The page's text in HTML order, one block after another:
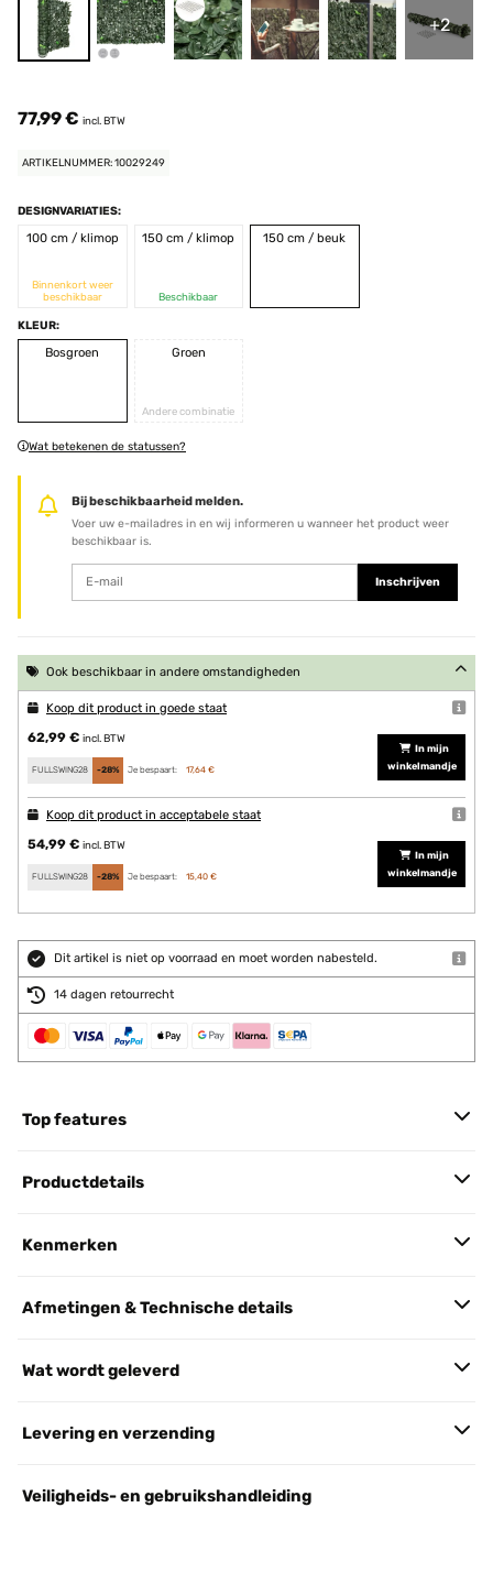
+2
77,99 € incl. BTW
ARTIKELNUMMER: 10029249
DESIGNVARIATIES:
100 cm / klimop
Binnenkort weer
beschikbaar
150 cm / klimop
Beschikbaar
150 cm / beuk
KLEUR:
Bosgroen
Groen
Andere combinatie
Wat betekenen de statussen?
Bij beschikbaarheid melden.
Voer uw e-mailadres in en wij informeren u wanneer het product weer
beschikbaar is.
Inschrijven
Ook beschikbaar in andere omstandigheden
Koop dit product in goede staat
62,99 € incl. BTW
FULLSWING28 -28% Je bespaart: 17,64 €
In mijn
winkelmandje
Koop dit product in acceptabele staat
54,99 € incl. BTW
FULLSWING28 -28% Je bespaart: 15,40 €
In mijn
winkelmandje
Dit artikel is niet op voorraad en moet worden nabesteld.
14 dagen retourrecht
Top features
Productdetails
Kenmerken
Afmetingen & Technische details
Wat wordt geleverd
Levering en verzending
Veiligheids- en gebruikshandleiding